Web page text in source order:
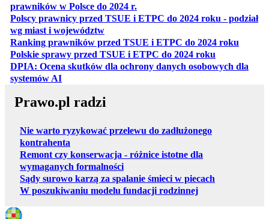
prawników w Polsce do 2024 r.
Polscy prawnicy przed TSUE i ETPC do 2024 roku - podział
wg miast i województwotwiera się w nowej karcie
Ranking prawników przed TSUE i ETPC do 2024 roku
Polskie sprawy przed TSUE i ETPC do 2024 roku
DPIA: Ocena skutków dla ochrony danych osobowych dla
systemów AIotwiera się w nowej karcie
Prawo.pl radzi
Nie warto ryzykować przelewu do zadłużonego
kontrahenta
Remont czy konserwacja - różnice istotne dla
wymaganych formalności
Sądy surowo karzą za spalanie śmieci w piecach
W poszukiwaniu modelu fundacji rodzinnej